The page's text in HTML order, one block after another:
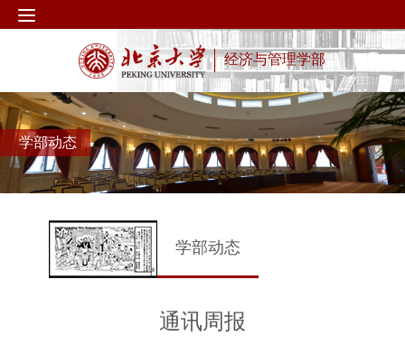
经济与管理学部
学部动态
学部动态
通讯周报